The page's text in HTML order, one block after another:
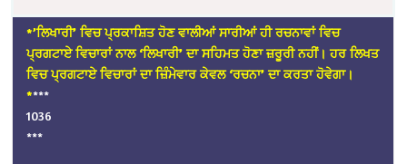
*’ਲਿਖਾਰੀ’ ਵਿਚ ਪ੍ਰਕਾਸ਼ਿਤ ਹੋਣ ਵਾਲੀਆਂ ਸਾਰੀਆਂ ਹੀ ਰਚਨਾਵਾਂ ਵਿਚ
ਪ੍ਰਗਟਾਏ ਵਿਚਾਰਾਂ ਨਾਲ ‘ਲਿਖਾਰੀ’ ਦਾ ਸਹਿਮਤ ਹੋਣਾ ਜ਼ਰੂਰੀ ਨਹੀਂ। ਹਰ ਲਿਖਤ
ਵਿਚ ਪ੍ਰਗਟਾਏ ਵਿਚਾਰਾਂ ਦਾ ਜ਼ਿੰਮੇਵਾਰ ਕੇਵਲ ‘ਰਚਨਾ’ ਦਾ ਕਰਤਾ ਹੋਵੇਗਾ।
****
1036
***